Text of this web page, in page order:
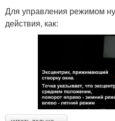
Для управления режимом
действия, как: